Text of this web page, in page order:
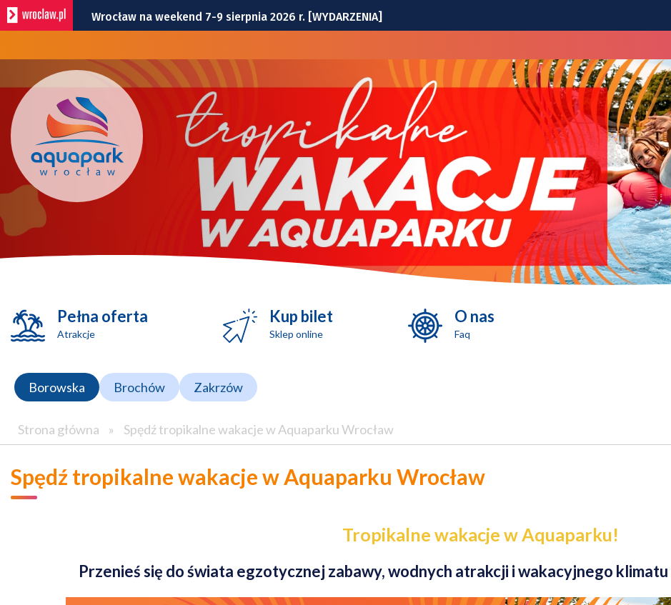
Wrocław na weekend 7-9 sierpnia 2026 r. [WYDARZENIA]
Bitwa o Twierdzę w sobotę w Kłodzku. Co w programie?
Bezpłatny koncert Ferajny Hoovera w niedzielę na Komuny Paryskiej
Remont torów na Stawowej i Peronowej. Od 8 sierpnia zmiany dla kierowców i pasażerów MPK
Pełna oferta
Atrakcje
Kup bilet
Sklep online
O nas
Faq
Borowska Brochów Zakrzów
Strona główna » Spędź tropikalne wakacje w Aquaparku Wrocław
Spędź tropikalne wakacje w Aquaparku Wrocław
Tropikalne wakacje w Aquaparku!
Przenieś się do świata egzotycznej zabawy, wodnych atrakcji i wakacyjnego